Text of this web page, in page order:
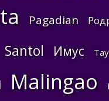
Pagadian
Santol Имус
Malingao